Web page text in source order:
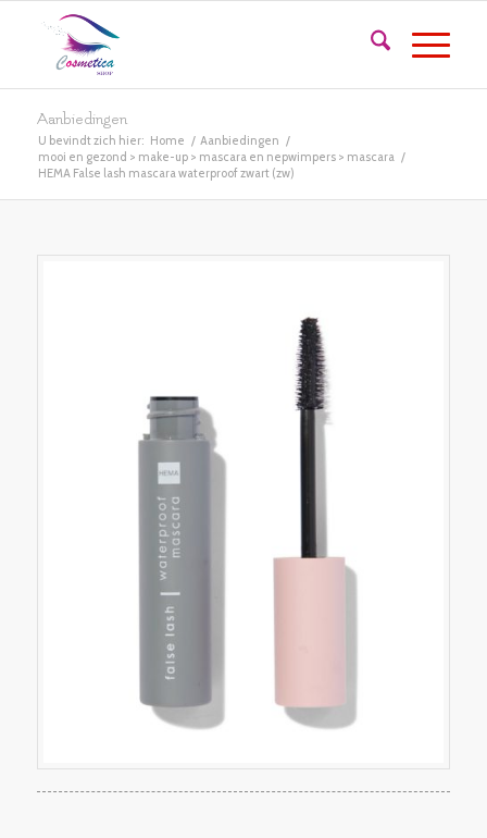
Aanbiedingen
U bevindt zich hier: Home / Aanbiedingen /
mooi en gezond > make-up > mascara en nepwimpers > mascara /
HEMA False lash mascara waterproof zwart (zw)